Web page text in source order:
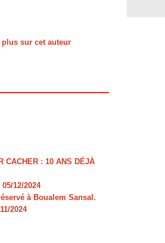
plus sur cet auteur
CACHER : 10 ANS DÉJÀ
05/12/2024
à Boualem Sansal.
2024